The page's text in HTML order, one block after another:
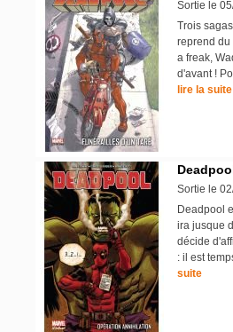
Sortie le
Trois
reprend du
a freak,
d'avant !
lire la suite
Sortie le
Deadpool
ira jusque
décide
: il est
suite